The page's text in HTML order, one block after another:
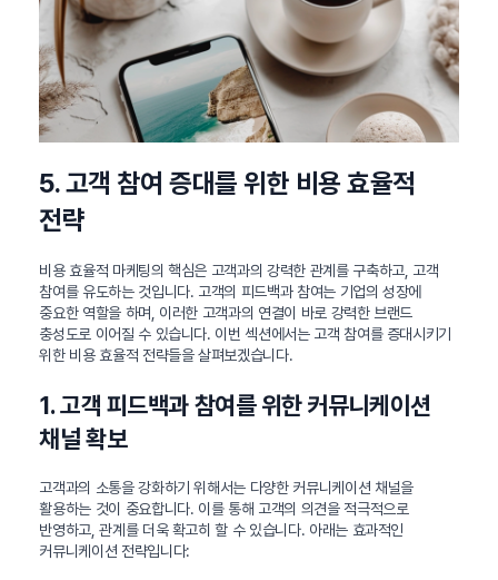
5. 고객 참여 증대를 위한 비용 효율적
전략
비용 효율적 마케팅의 핵심은 고객과의 강력한 관계를 구축하고, 고객
참여를 유도하는 것입니다. 고객의 피드백과 참여는 기업의 성장에
중요한 역할을 하며, 이러한 고객과의 연결이 바로 강력한 브랜드
충성도로 이어질 수 있습니다. 이번 섹션에서는 고객 참여를 증대시키기
위한 비용 효율적 전략들을 살펴보겠습니다.
1. 고객 피드백과 참여를 위한 커뮤니케이션
채널 확보
고객과의 소통을 강화하기 위해서는 다양한 커뮤니케이션 채널을
활용하는 것이 중요합니다. 이를 통해 고객의 의견을 적극적으로
반영하고, 관계를 더욱 확고히 할 수 있습니다. 아래는 효과적인
커뮤니케이션 전략입니다: